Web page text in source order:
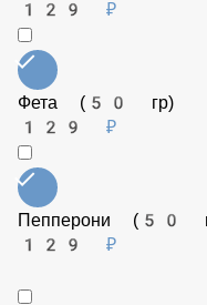
Цыпленок гриль (50 гр)
129 ₽
Фета (50 гр)
129 ₽